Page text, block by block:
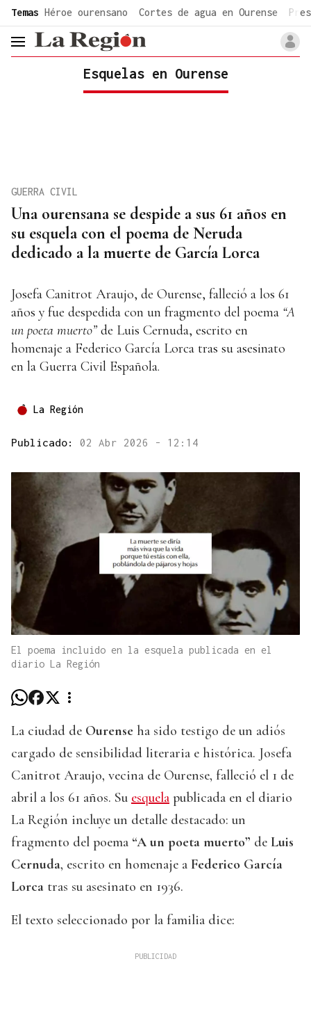
common.go-to-content
Temas Héroe ourensano Cortes de agua en Ourense
header.menu.open
Esquelas en Ourense
Una ourensana se despide a sus 61 años en
su esquela con el poema de Neruda
dedicado a la muerte de García Lorca
GUERRA CIVIL
Josefa Canitrot Araujo, de Ourense, falleció a los 61
años y fue despedida con un fragmento del poema “A
un poeta muerto” de Luis Cernuda, escrito en
homenaje a Federico García Lorca tras su asesinato
en la Guerra Civil Española.
La Región
Publicado: 02 Abr 2026 - 12:14
El poema incluido en la esquela publicada en el
diario La Región
La ciudad de Ourense ha sido testigo de un adiós
cargado de sensibilidad literaria e histórica. Josefa
Canitrot Araujo, vecina de Ourense, falleció el 1 de
abril a los 61 años. Su esquela publicada en el diario
La Región incluye un detalle destacado: un
fragmento del poema “A un poeta muerto” de Luis
Cernuda, escrito en homenaje a Federico García
Lorca tras su asesinato en 1936.
El texto seleccionado por la familia dice: